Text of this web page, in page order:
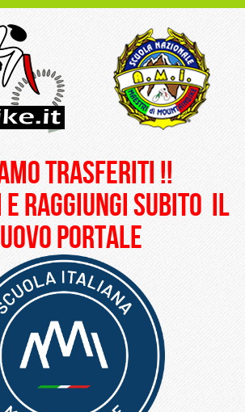
trasferiti !!
e raggiungi subito il
portale